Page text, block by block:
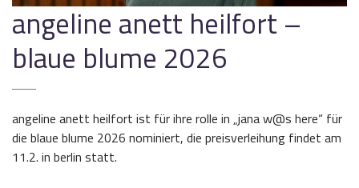
angeline anett heilfort –
blaue blume 2026
angeline anett heilfort ist für ihre rolle in „jana w@s here“ für
die blaue blume 2026 nominiert, die preisverleihung findet am
11.2. in berlin statt.